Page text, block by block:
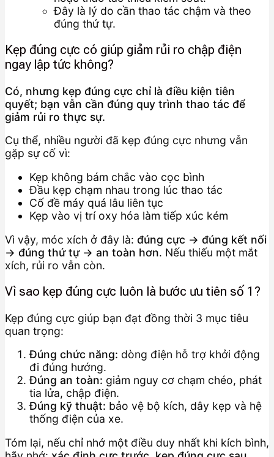
Đây là lý do cần thao tác chậm và theo
đúng thứ tự.
Kẹp đúng cực có giúp giảm rủi ro chập điện
ngay lập tức không?
Có, nhưng kẹp đúng cực chỉ là điều kiện tiên
quyết; bạn vẫn cần đúng quy trình thao tác để
giảm rủi ro thực sự.
Cụ thể, nhiều người đã kẹp đúng cực nhưng vẫn
gặp sự cố vì:
Kẹp không bám chắc vào cọc bình
Đầu kẹp chạm nhau trong lúc thao tác
Cố đề máy quá lâu liên tục
Kẹp vào vị trí oxy hóa làm tiếp xúc kém
Vì vậy, móc xích ở đây là: đúng cực → đúng kết nối
→ đúng thứ tự → an toàn hơn. Nếu thiếu một mắt
xích, rủi ro vẫn còn.
Vì sao kẹp đúng cực luôn là bước ưu tiên số 1?
Kẹp đúng cực giúp bạn đạt đồng thời 3 mục tiêu
quan trọng:
Đúng chức năng: dòng điện hỗ trợ khởi động
đi đúng hướng.
Đúng an toàn: giảm nguy cơ chạm chéo, phát
tia lửa, chập điện.
Đúng kỹ thuật: bảo vệ bộ kích, dây kẹp và hệ
thống điện của xe.
Tóm lại, nếu chỉ nhớ một điều duy nhất khi kích bình,